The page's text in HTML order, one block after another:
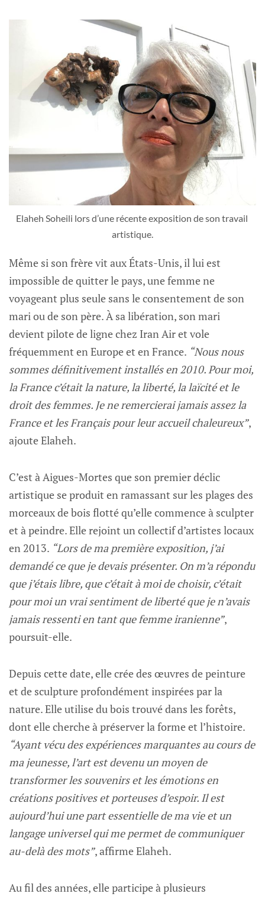
Elaheh Soheili lors d’une récente exposition de son travail
artistique.
Même si son frère vit aux États-Unis, il lui est
impossible de quitter le pays, une femme ne
voyageant plus seule sans le consentement de son
mari ou de son père. À sa libération, son mari
devient pilote de ligne chez Iran Air et vole
fréquemment en Europe et en France. “Nous nous
sommes définitivement installés en 2010. Pour moi,
la France c’était la nature, la liberté, la laïcité et le
droit des femmes. Je ne remercierai jamais assez la
France et les Français pour leur accueil chaleureux”,
ajoute Elaheh.
C’est à Aigues-Mortes que son premier déclic
artistique se produit en ramassant sur les plages des
morceaux de bois flotté qu’elle commence à sculpter
et à peindre. Elle rejoint un collectif d’artistes locaux
en 2013. “Lors de ma première exposition, j’ai
demandé ce que je devais présenter. On m’a répondu
que j’étais libre, que c’était à moi de choisir, c’était
pour moi un vrai sentiment de liberté que je n’avais
jamais ressenti en tant que femme iranienne”,
poursuit-elle.
Depuis cette date, elle crée des œuvres de peinture
et de sculpture profondément inspirées par la
nature. Elle utilise du bois trouvé dans les forêts,
dont elle cherche à préserver la forme et l’histoire.
“Ayant vécu des expériences marquantes au cours de
ma jeunesse, l’art est devenu un moyen de
transformer les souvenirs et les émotions en
créations positives et porteuses d’espoir. Il est
aujourd’hui une part essentielle de ma vie et un
langage universel qui me permet de communiquer
au-delà des mots”, affirme Elaheh.
Au fil des années, elle participe à plusieurs